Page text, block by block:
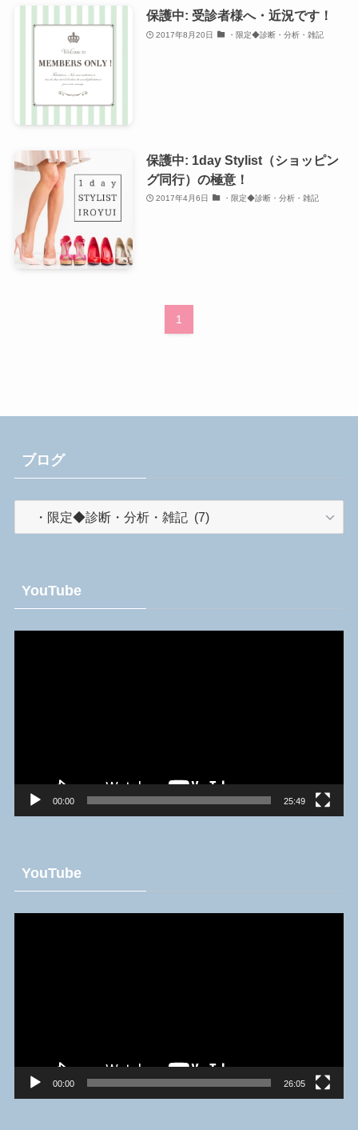
保護中: 受診者様へ・近況です！
2017年8月20日 ・限定◆診断・分析・雑記
保護中: 1day Stylist（ショッピン
グ同行）の極意！
2017年4月6日 ・限定◆診断・分析・雑記
1
ブログ
YouTube
00:00 25:49
YouTube
00:00 26:05